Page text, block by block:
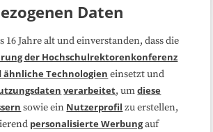
FAQ
Kooperationen
Impressum
Daten
Jahre alt und einverstanden, dass die
der Hochschulrektorenkonferenz
ähnliche Technologien einsetzt und
verarbeitet, umdiese
sowie ein Nutzerprofil zu erstellen,
personalisierte Werbungauf